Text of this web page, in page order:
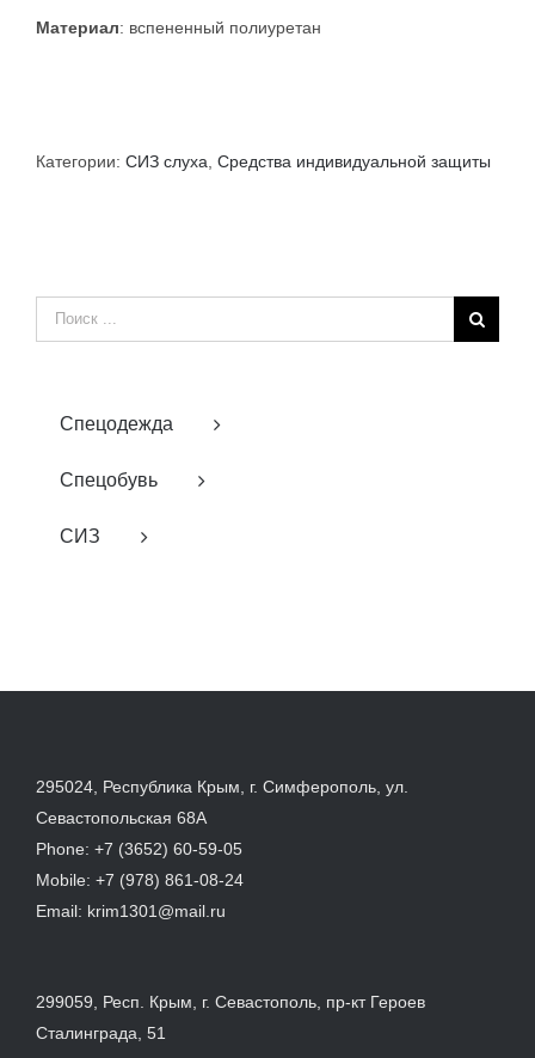
Материал: вспененный полиуретан
Категории: СИЗ слуха Средства индивидуальной защиты
Результат
поиска:
Спецодежда
Спецобувь
СИЗ
295024, Республика Крым, г. Симферополь, ул.
Севастопольская 68А
Phone: +7 (3652) 60-59-05
Mobile: +7 (978) 861-08-24
Email: krim1301@mail.ru
299059, Респ. Крым, г. Севастополь, пр-кт Героев
Сталинграда, 51